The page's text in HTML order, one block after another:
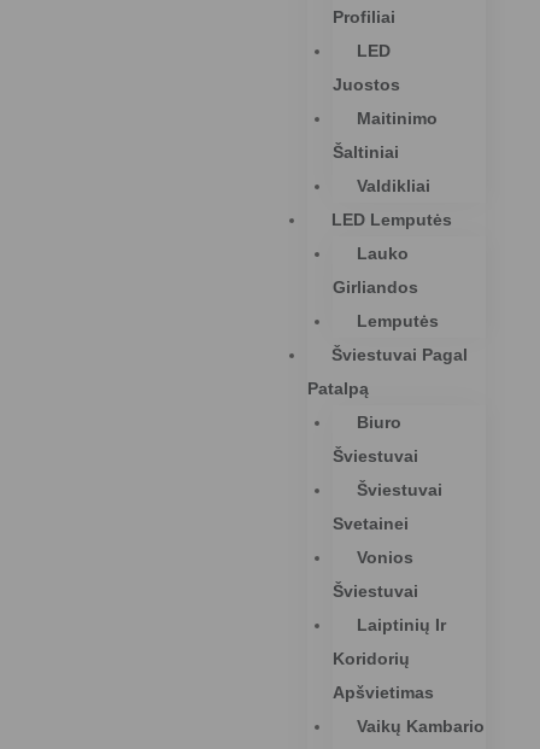
Profiliai
LED
Juostos
Maitinimo
Šaltiniai
Valdikliai
LED Lemputės
Lauko
Girliandos
Lemputės
Šviestuvai Pagal
Patalpą
Biuro
Šviestuvai
Šviestuvai
Svetainei
Vonios
Šviestuvai
Laiptinių Ir
Koridorių
Apšvietimas
Vaikų Kambario